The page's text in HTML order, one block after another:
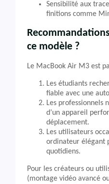
Sensibilité aux
finitions comme
ce modèle ?
Le MacBook Air M3 est
Les étudiants
fiable avec une
Les professionnels
d’un appareil
déplacement.
Les utilisateurs
ordinateur élégant
quotidiens.
Pour les créateurs ou
(montage vidéo avancé